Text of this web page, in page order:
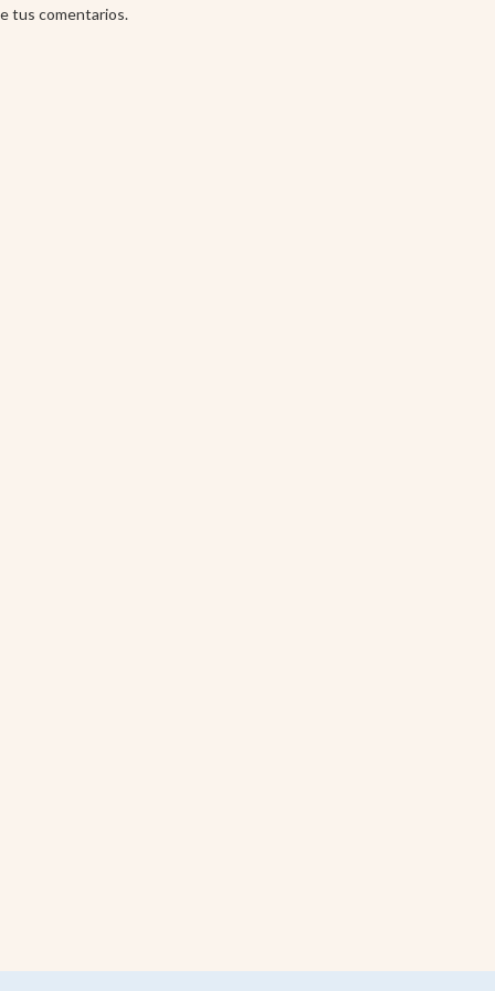
tus comentarios.